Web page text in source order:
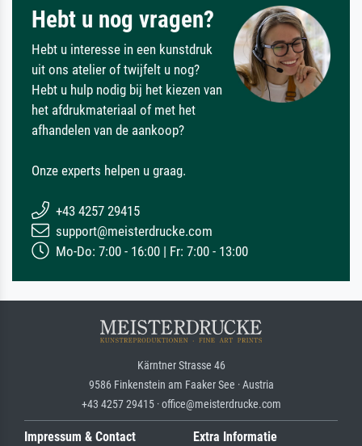
Hebt u nog vragen?
Hebt u interesse in een kunstdruk
uit ons atelier of twijfelt u nog?
Hebt u hulp nodig bij het kiezen van
het afdrukmateriaal of met het
afhandelen van de aankoop?
Onze experts helpen u graag.
+43 4257 29415
support@meisterdrucke.com
Mo-Do: 7:00 - 16:00 | Fr: 7:00 - 13:00
Kärntner Strasse 46
9586 Finkenstein am Faaker See · Austria
+43 4257 29415 · office@meisterdrucke.com
Impressum & Contact Extra Informatie